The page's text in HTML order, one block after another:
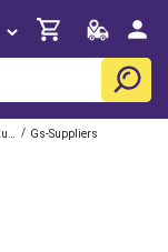
/ Gs-Suppliers